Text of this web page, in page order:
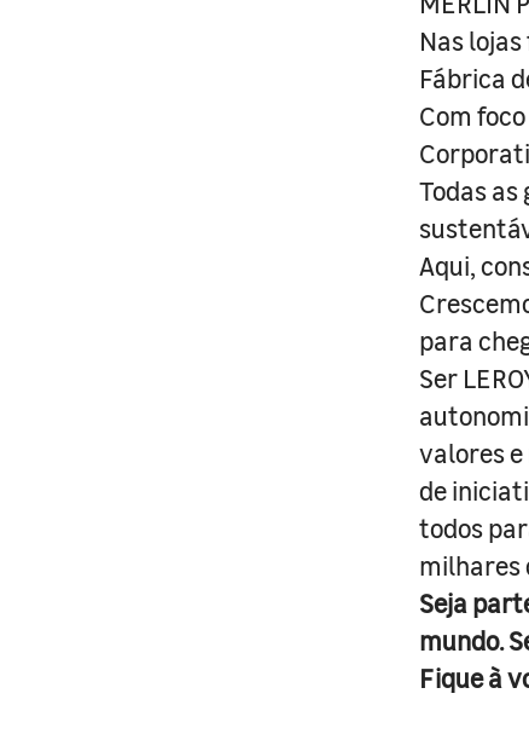
Nas
Fábrica
Com
Todas as
Aqui,
para
Ser
valores
de
todos
milhares
Seja
mundo.
Fique à